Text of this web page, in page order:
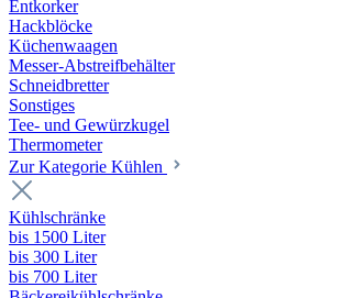
Entkorker
Hackblöcke
Küchenwaagen
Messer-Abstreifbehälter
Schneidbretter
Sonstiges
Tee- und Gewürzkugel
Thermometer
Zur Kategorie Kühlen
Kühlschränke
bis 1500 Liter
bis 300 Liter
bis 700 Liter